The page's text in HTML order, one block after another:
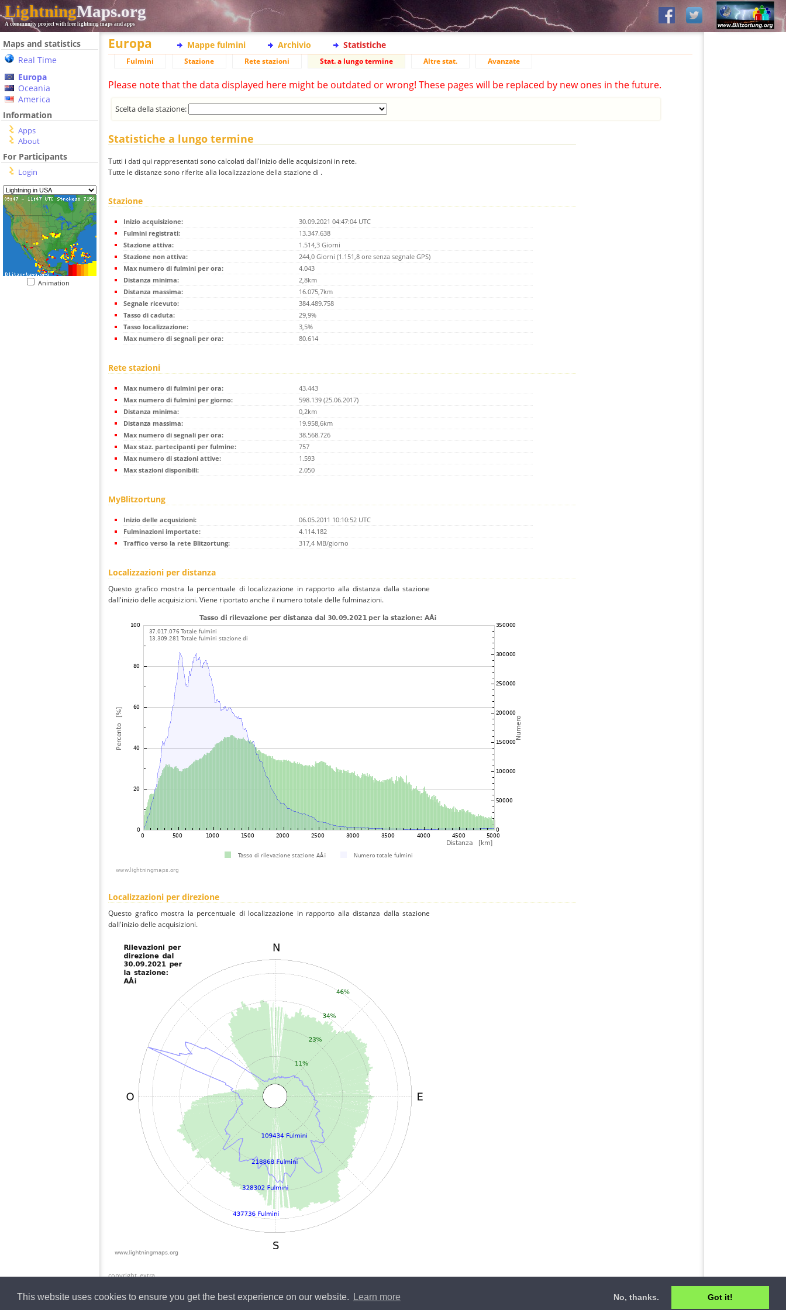
This website uses cookies to ensure you get the best experience on our website. Learn more No, thanks. Got it!
LightningMaps.org
A community project with free lightning maps and apps
Maps and statistics
Real Time
Europa
Oceania
America
Information
Apps
About
For Participants
Login
Animation
Europa Mappe fulmini Archivio Statistiche
Fulmini Stazione Rete stazioni Stat. a lungo termine Altre stat. Avanzate
Please note that the data displayed here might be outdated or wrong! These pages will be replaced by new ones in the future.
Scelta della stazione:
Statistiche a lungo termine
Tutti i dati qui rappresentati sono calcolati dall'inizio delle acquisizoni in rete.
Tutte le distanze sono riferite alla localizzazione della stazione di .
Stazione
Inizio acquisizione:
30.09.2021 04:47:04 UTC
Fulmini registrati:
13.347.638
Stazione attiva:
1.514,3 Giorni
Stazione non attiva:
244,0 Giorni (1.151,8 ore senza segnale GPS)
Max numero di fulmini per ora:
4.043
Distanza minima:
2,8km
Distanza massima:
16.075,7km
Segnale ricevuto:
384.489.758
Tasso di caduta:
29,9%
Tasso localizzazione:
3,5%
Max numero di segnali per ora:
80.614
Rete stazioni
Max numero di fulmini per ora:
43.443
Max numero di fulmini per giorno:
598.139 (25.06.2017)
Distanza minima:
0,2km
Distanza massima:
19.958,6km
Max numero di segnali per ora:
38.568.726
Max staz. partecipanti per fulmine:
757
Max numero di stazioni attive:
1.593
Max stazioni disponibili:
2.050
MyBlitzortung
Inizio delle acqusizioni:
06.05.2011 10:10:52 UTC
Fulminazioni importate:
4.114.182
Traffico verso la rete Blitzortung:
317,4 MB/giorno
Localizzazioni per distanza
Questo grafico mostra la percentuale di localizzazione in rapporto alla distanza dalla stazione
dall'inizio delle acquisizioni. Viene riportato anche il numero totale delle fulminazioni.
Localizzazioni per direzione
Questo grafico mostra la percentuale di localizzazione in rapporto alla distanza dalla stazione
dall'inizio delle acquisizioni.
copyright_extra